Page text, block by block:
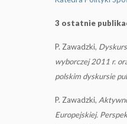
3 ostatnie
P. Zawadzki,
wyborczej 2011 r.
polskim dyskursie
P. Zawadzki,
Europejskiej.